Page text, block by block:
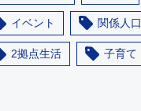
イベント 関係人口
2拠点生活 子育て